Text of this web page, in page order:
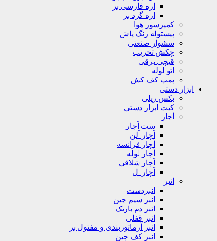
اره فارسی بر
اره گرد بر
کمپرسور هوا
پیستوله رنگ پاش
سشوار صنعتی
چکش تخریب
قیچی برقی
اتو لوله
پمپ کف کش
ابزار دستی
بکس ریلی
کیت ابزار دستی
آچار
ست آچار
آچار آلن
آچار فرانسه
آچار لوله
آچار شلاقی
آچار ال
انبر
انبردست
انبر سیم چین
انبر دم باریک
انبر قفلی
انبر آرماتوربندی و مفتول بر
انبر کف چین